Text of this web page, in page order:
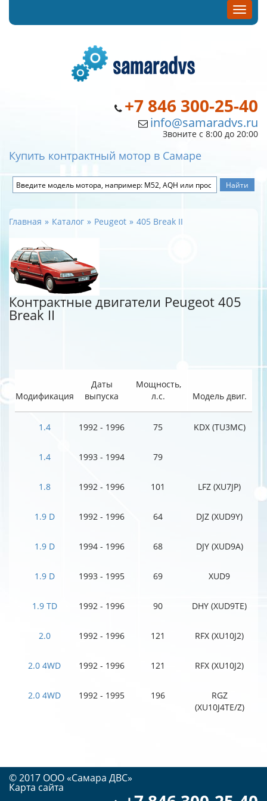
+7 846 300-25-40
info@samaradvs.ru
Звоните с 8:00 до 20:00
Купить контрактный мотор в Самаре
Главная Каталог Peugeot 405 Break II
Контрактные двигатели Peugeot 405
Break II
Модификация
Даты
выпуска
Мощность,
л.с.
Модель двиг.
1.4 1992 - 1996 75 KDX (TU3MC)
1.4 1993 - 1994 79
1.8 1992 - 1996 101 LFZ (XU7JP)
1.9 D 1992 - 1996 64 DJZ (XUD9Y)
1.9 D 1994 - 1996 68 DJY (XUD9A)
1.9 D 1993 - 1995 69 XUD9
1.9 TD 1992 - 1996 90 DHY (XUD9TE)
2.0 1992 - 1996 121 RFX (XU10J2)
2.0 4WD 1992 - 1996 121 RFX (XU10J2)
2.0 4WD 1992 - 1995 196
RGZ
(XU10J4TE/Z)
© 2017 OOO «Самара ДВС»
Карта сайта